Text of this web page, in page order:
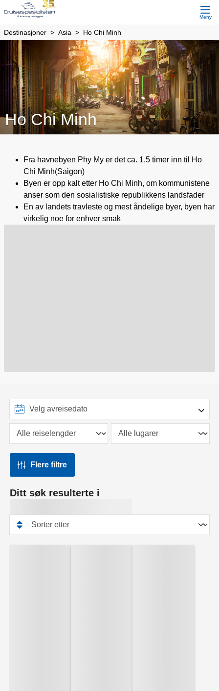
Meny
Destinasjoner Asia Ho Chi Minh
Ho Chi Minh
Fra havnebyen Phy My er det ca. 1,5 timer inn til Ho
Chi Minh(Saigon)
Byen er opp kalt etter Ho Chi Minh, om kommunistene
anser som den sosialistiske republikkens landsfader
En av landets travleste og mest åndelige byer, byen har
virkelig noe for enhver smak
Flere filtre
Ditt søk resulterte i